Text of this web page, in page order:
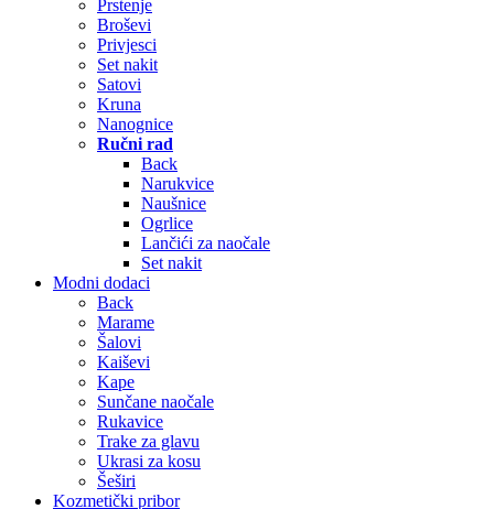
Prstenje
Broševi
Privjesci
Set nakit
Satovi
Kruna
Nanognice
Ručni rad
Back
Narukvice
Naušnice
Ogrlice
Lančići za naočale
Set nakit
Modni dodaci
Back
Marame
Šalovi
Kaiševi
Kape
Sunčane naočale
Rukavice
Trake za glavu
Ukrasi za kosu
Šeširi
Kozmetički pribor